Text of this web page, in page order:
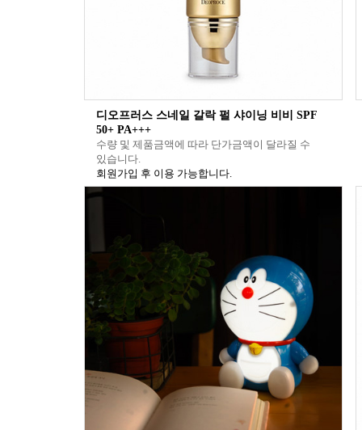
디오프러스 스네일 갈락 펄 샤이닝 비비 SPF
50+ PA+++
수량 및 제품금액에 따라 단가금액이 달라질 수
있습니다.
회원가입 후 이용 가능합니다.